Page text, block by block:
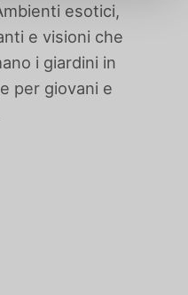
esotici,
e visioni che
i giardini in
per giovani e